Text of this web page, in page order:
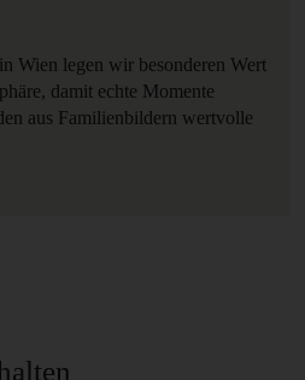
Wien legen wir besonderen Wert
damit echte Momente
aus Familienbildern wertvolle